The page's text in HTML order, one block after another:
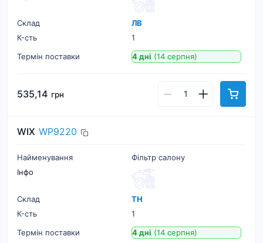
Склад
ЛВ
К-cть
1
Термін поставки
4 дні (14 серпня)
535,14 грн
WIX WP9220
Найменування
Фільтр салону
Інфо
Склад
ТН
К-cть
1
Термін поставки
4 дні (14 серпня)